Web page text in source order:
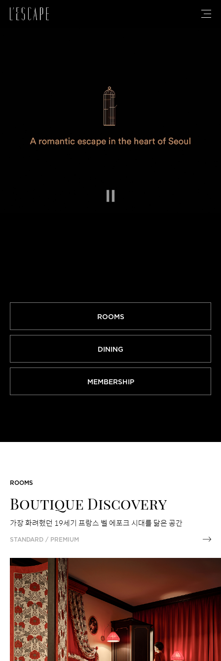
ROOMS
DINING
MEMBERSHIP
ROOMS
Boutique Discovery
가장 화려했던 19세기 프랑스 벨 에포크 시대를 닮은 공간
STANDARD / PREMIUM